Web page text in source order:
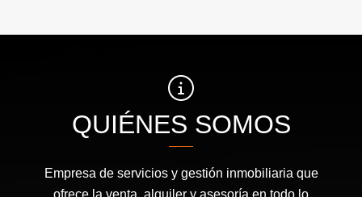
QUIÉNES SOMOS
Empresa de servicios y gestión inmobiliaria que